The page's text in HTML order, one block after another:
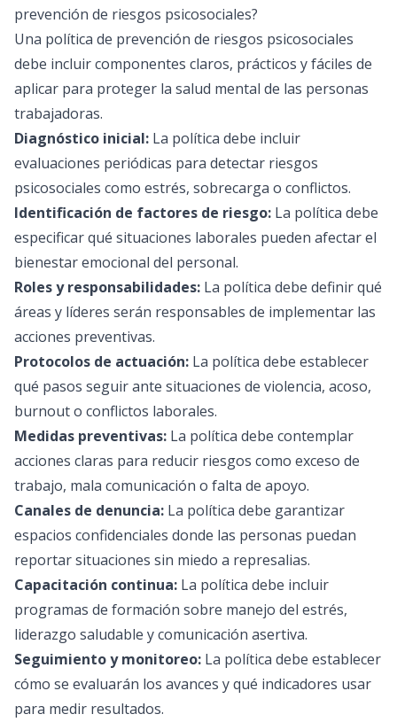
prevención de riesgos psicosociales?
Una política de prevención de riesgos psicosociales
debe incluir componentes claros, prácticos y fáciles de
aplicar para proteger la salud mental de las personas
trabajadoras.
Diagnóstico inicial: La política debe incluir
evaluaciones periódicas para detectar riesgos
psicosociales como estrés, sobrecarga o conflictos.
Identificación de factores de riesgo: La política debe
especificar qué situaciones laborales pueden afectar el
bienestar emocional del personal.
Roles y responsabilidades: La política debe definir qué
áreas y líderes serán responsables de implementar las
acciones preventivas.
Protocolos de actuación: La política debe establecer
qué pasos seguir ante situaciones de violencia, acoso,
burnout o conflictos laborales.
Medidas preventivas: La política debe contemplar
acciones claras para reducir riesgos como exceso de
trabajo, mala comunicación o falta de apoyo.
Canales de denuncia: La política debe garantizar
espacios confidenciales donde las personas puedan
reportar situaciones sin miedo a represalias.
Capacitación continua: La política debe incluir
programas de formación sobre manejo del estrés,
liderazgo saludable y comunicación asertiva.
Seguimiento y monitoreo: La política debe establecer
cómo se evaluarán los avances y qué indicadores usar
para medir resultados.